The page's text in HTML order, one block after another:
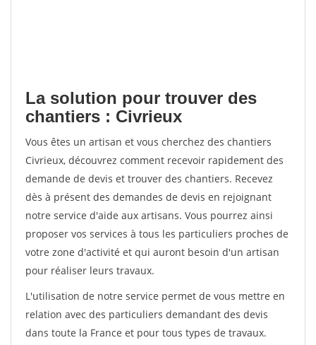
La solution pour trouver des
chantiers : Civrieux
Vous êtes un artisan et vous cherchez des chantiers
Civrieux, découvrez comment recevoir rapidement des
demande de devis et trouver des chantiers. Recevez
dès à présent des demandes de devis en rejoignant
notre service d'aide aux artisans. Vous pourrez ainsi
proposer vos services à tous les particuliers proches de
votre zone d'activité et qui auront besoin d'un artisan
pour réaliser leurs travaux.
L'utilisation de notre service permet de vous mettre en
relation avec des particuliers demandant des devis
dans toute la France et pour tous types de travaux.